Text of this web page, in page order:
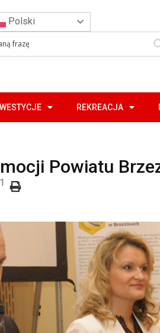
Polski
REKREACJA
Powiatu